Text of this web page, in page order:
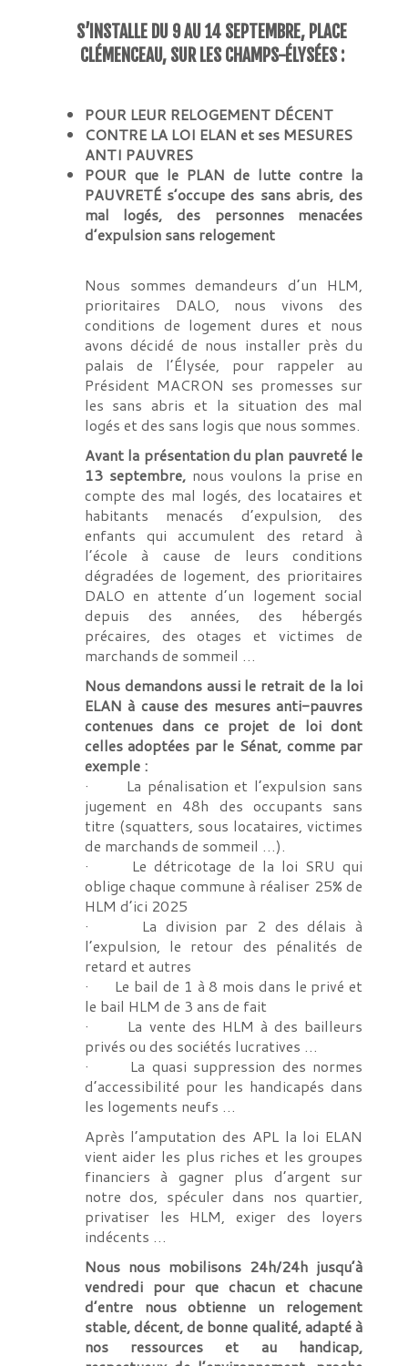
S’INSTALLE DU 9 AU 14 SEPTEMBRE, PLACE
CLÉMENCEAU, SUR LES CHAMPS-ÉLYSÉES :
POUR LEUR RELOGEMENT DÉCENT
CONTRE LA LOI ELAN et ses MESURES
ANTI PAUVRES
POUR que le PLAN de lutte contre la
PAUVRETÉ s’occupe des sans abris, des
mal logés, des personnes menacées
d’expulsion sans relogement
Nous sommes demandeurs d’un HLM,
prioritaires DALO, nous vivons des
conditions de logement dures et nous
avons décidé de nous installer près du
palais de l’Élysée, pour rappeler au
Président MACRON ses promesses sur
les sans abris et la situation des mal
logés et des sans logis que nous sommes.
Avant la présentation du plan pauvreté le
13 septembre,nous voulons la prise en
compte des mal logés, des locataires et
habitants menacés d’expulsion, des
enfants qui accumulent des retard à
l’école à cause de leurs conditions
dégradées de logement, des prioritaires
DALO en attente d’un logement social
depuis des années, des hébergés
précaires, des otages et victimes de
marchands de sommeil …
Nous demandons aussi le retrait de la loi
ELAN à cause des mesures anti-pauvres
contenues dans ce projet de loi dont
celles adoptées par le Sénat, comme par
exemple :
· La pénalisation et l’expulsion sans
jugement en 48h des occupants sans
titre (squatters, sous locataires, victimes
de marchands de sommeil …).
· Le détricotage de la loi SRU qui
oblige chaque commune à réaliser 25% de
HLM d’ici 2025
· La division par 2 des délais à
l’expulsion, le retour des pénalités de
retard et autres
· Le bail de 1 à 8 mois dans le privé et
le bail HLM de 3 ans de fait
· La vente des HLM à des bailleurs
privés ou des sociétés lucratives …
· La quasi suppression des normes
d’accessibilité pour les handicapés dans
les logements neufs …
Après l’amputation des APL la loi ELAN
vient aider les plus riches et les groupes
financiers à gagner plus d’argent sur
notre dos, spéculer dans nos quartier,
privatiser les HLM, exiger des loyers
indécents …
Nous nous mobilisons 24h/24h jusqu’à
vendredi pour que chacun et chacune
d’entre nous obtienne un relogement
stable, décent, de bonne qualité, adapté à
nos ressources et au handicap,